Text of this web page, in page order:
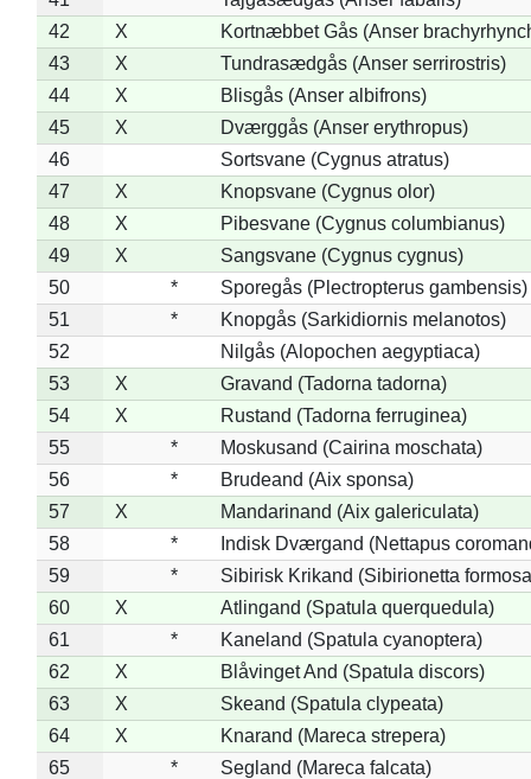
42
X
Kortnæbbet Gås (Anser
43
X
Tundrasædgås (Anser serrirostris)
44
X
Blisgås (Anser albifrons)
45
X
Dværggås (Anser erythropus)
46
Sortsvane (Cygnus atratus)
47
X
Knopsvane (Cygnus olor)
48
X
Pibesvane (Cygnus columbianus)
49
X
Sangsvane (Cygnus cygnus)
50
*
Sporegås (Plectropterus gambensis)
51
*
Knopgås (Sarkidiornis melanotos)
52
Nilgås (Alopochen aegyptiaca)
53
X
Gravand (Tadorna tadorna)
54
X
Rustand (Tadorna ferruginea)
55
*
Moskusand (Cairina moschata)
56
*
Brudeand (Aix sponsa)
57
X
Mandarinand (Aix galericulata)
58
*
Indisk Dværgand (Nettapus
59
*
Sibirisk Krikand (Sibirionetta
60
X
Atlingand (Spatula querquedula)
61
*
Kaneland (Spatula cyanoptera)
62
X
Blåvinget And (Spatula discors)
63
X
Skeand (Spatula clypeata)
64
X
Knarand (Mareca strepera)
65
*
Segland (Mareca falcata)